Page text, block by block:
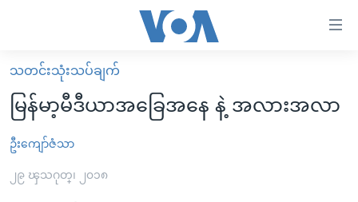
လွယ်ကူ
စေ
Link
များ
မူလစာမျက်နှာ
မြန်မာ
ကမ္ဘာ့သတင်းများ
နိုင်ငံတကာ
ဗွီဒီယို
သတင်းသုံးသပ်ချက်
မြန်မာ့မီဒီယာအခြေအနေ နဲ့ အလားအလာ
ဦးကျော်ဇံသာ
၂၉ ၾသဂုတ္၊ ၂၀၁၈